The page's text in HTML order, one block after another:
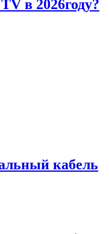
в 2026году?
кабель